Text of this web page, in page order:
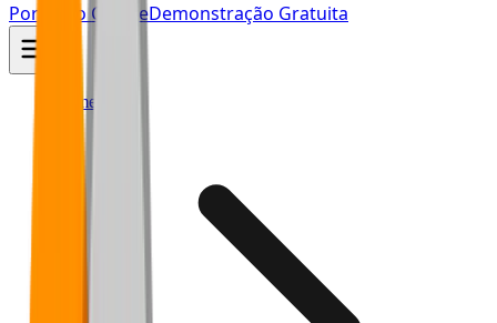
Portal do ClienteDemonstração Gratuita
Home